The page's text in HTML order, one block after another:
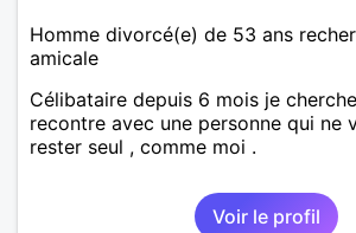
Homme divorcé(e) de 53 ans
amicale
Célibataire depuis 6 mois je
recontre avec une personne qui ne
rester seul , comme moi .
Voir le profil